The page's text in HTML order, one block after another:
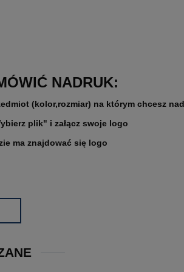
NADRUK:
(kolor,rozmiar) na którym chcesz
plik" i załącz swoje logo
ma znajdować się logo